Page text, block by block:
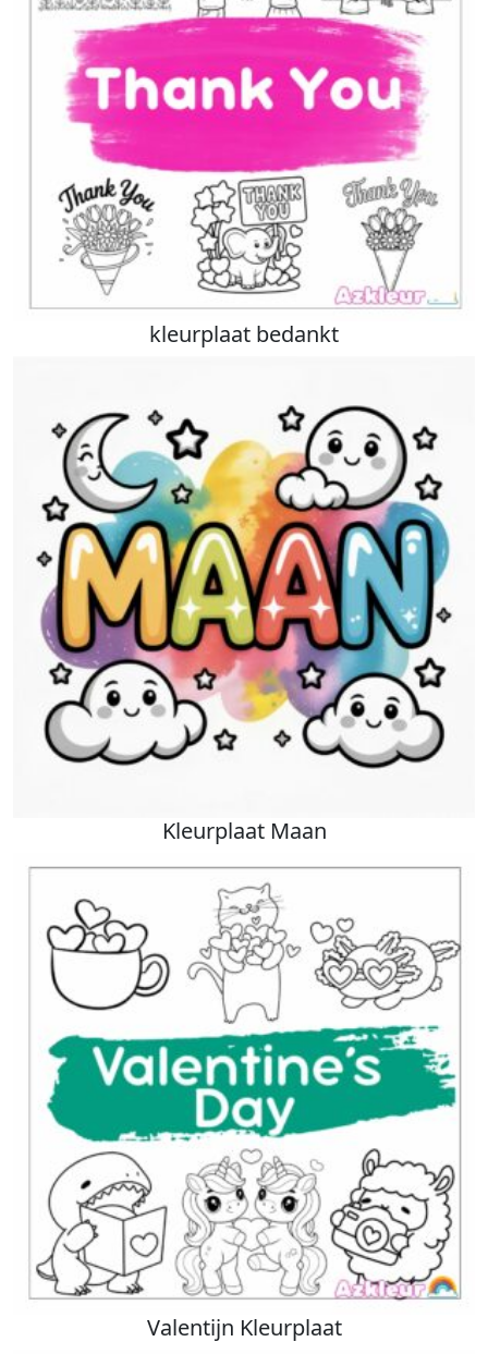
​kleurplaat bedankt​
Kleurplaat Maan
Valentijn Kleurplaat